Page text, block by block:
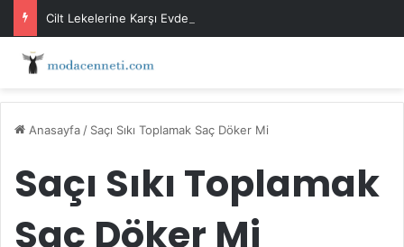
Cilt Lekelerine Karşı Evde Maske Önerileri
Anasayfa / Saçı Sıkı Toplamak Saç Döker Mi
Saçı Sıkı Toplamak
Saç Döker Mi